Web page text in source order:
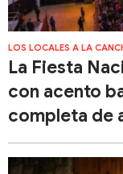
LOS LOCALES A LA
La Fiesta
con acento
completa de